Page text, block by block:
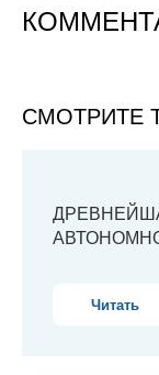
СМОТРИТЕ
Читать